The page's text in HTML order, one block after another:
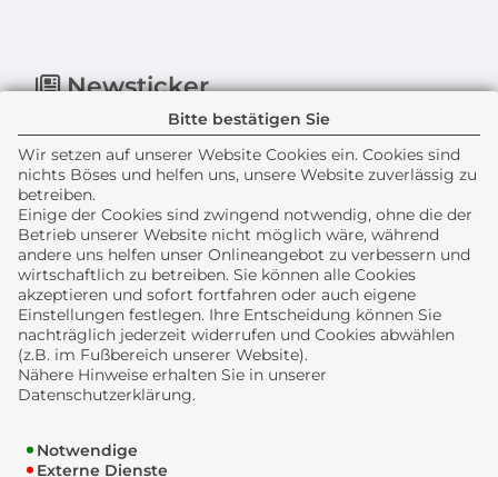
Bitte bestätigen Sie
Wir setzen auf unserer Website Cookies ein. Cookies sind
nichts Böses und helfen uns, unsere Website zuverlässig zu
betreiben.
Einige der Cookies sind zwingend notwendig, ohne die der
Betrieb unserer Website nicht möglich wäre, während
andere uns helfen unser Onlineangebot zu verbessern und
wirtschaftlich zu betreiben. Sie können alle Cookies
akzeptieren und sofort fortfahren oder auch eigene
Einstellungen festlegen. Ihre Entscheidung können Sie
nachträglich jederzeit widerrufen und Cookies abwählen
(z.B. im Fußbereich unserer Website).
Nähere Hinweise erhalten Sie in unserer
Datenschutzerklärung.
Notwendige
Externe Dienste
Newsticker
Impressum